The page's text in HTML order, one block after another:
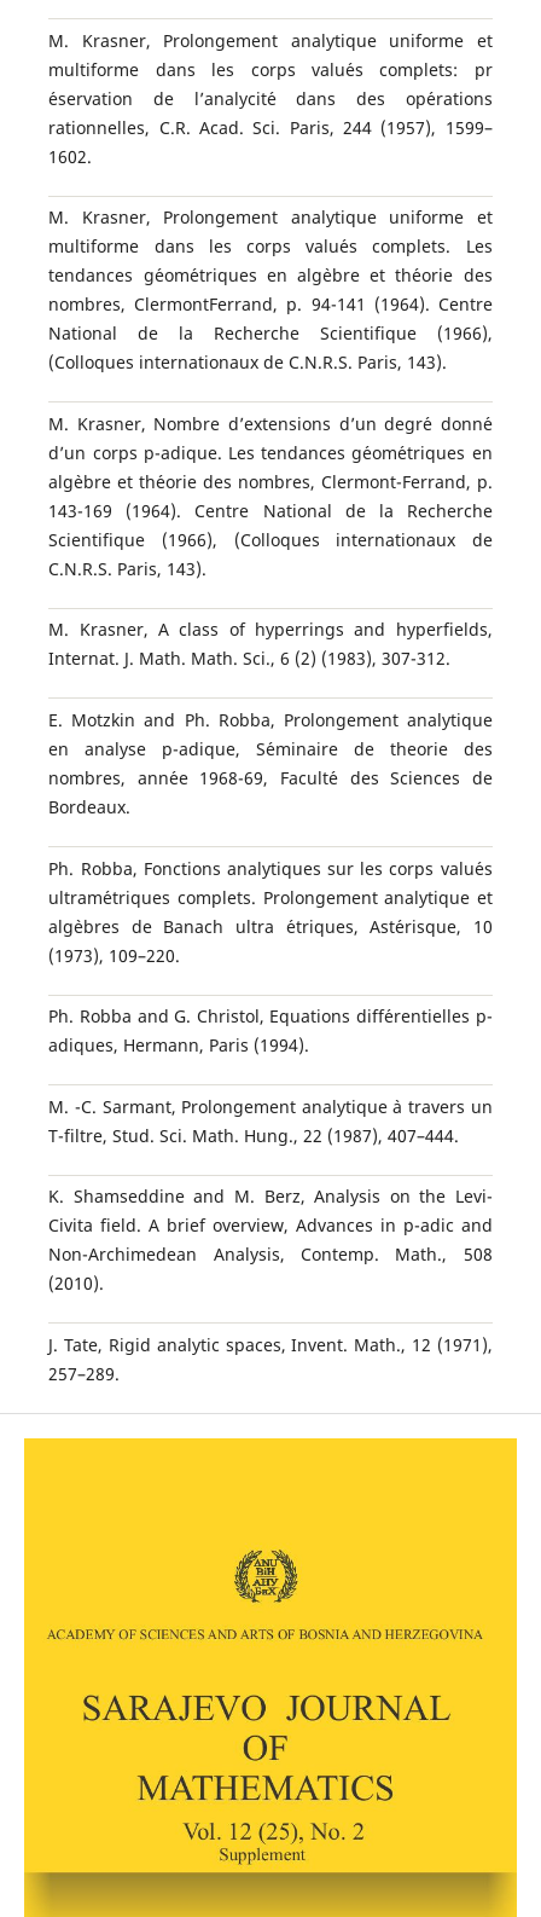
M. Krasner, Prolongement analytique uniforme et
multiforme dans les corps valu´es complets: pr
´eservation de l’analycit´e dans des op´erations
rationnelles, C.R. Acad. Sci. Paris, 244 (1957), 1599–
1602.
M. Krasner, Prolongement analytique uniforme et
multiforme dans les corps valu´es complets. Les
tendances g´eom´etriques en alg`ebre et th´eorie des
nombres, ClermontFerrand, p. 94-141 (1964). Centre
National de la Recherche Scientifique (1966),
(Colloques internationaux de C.N.R.S. Paris, 143).
M. Krasner, Nombre d’extensions d’un degr´e donn´e
d’un corps p-adique. Les tendances g´eom´etriques en
alg`ebre et th´eorie des nombres, Clermont-Ferrand, p.
143-169 (1964). Centre National de la Recherche
Scientifique (1966), (Colloques internationaux de
C.N.R.S. Paris, 143).
M. Krasner, A class of hyperrings and hyperfields,
Internat. J. Math. Math. Sci., 6 (2) (1983), 307-312.
E. Motzkin and Ph. Robba, Prolongement analytique
en analyse p-adique, S´eminaire de theorie des
nombres, ann´ee 1968-69, Facult´e des Sciences de
Bordeaux.
Ph. Robba, Fonctions analytiques sur les corps valu´es
ultram´etriques complets. Prolongement analytique et
alg`ebres de Banach ultra ´etriques, Ast´erisque, 10
(1973), 109–220.
Ph. Robba and G. Christol, Equations diff´erentielles p-
adiques, Hermann, Paris (1994).
M. -C. Sarmant, Prolongement analytique `a travers un
T-filtre, Stud. Sci. Math. Hung., 22 (1987), 407–444.
K. Shamseddine and M. Berz, Analysis on the Levi-
Civita field. A brief overview, Advances in p-adic and
Non-Archimedean Analysis, Contemp. Math., 508
(2010).
J. Tate, Rigid analytic spaces, Invent. Math., 12 (1971),
257–289.